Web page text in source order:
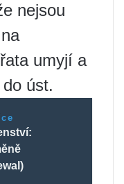
nejsou
umyjí a
úst.